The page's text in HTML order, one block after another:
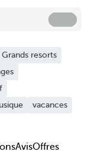
Grands resorts
vacances
AvisOffres